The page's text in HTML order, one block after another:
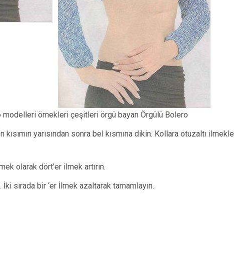
modelleri örnekleri çeşitleri örgü bayan Örgülü Bolero
yarısından sonra bel kısmına dikin. Kollara otuzaltı ilmekle
olarak dört’er ilmek artırın.
sırada bir ‘er İlmek azaltarak tamamlayın.